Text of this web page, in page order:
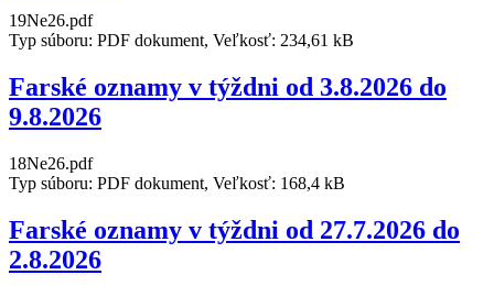
19Ne26.pdf
Typ súboru: PDF dokument, Veľkosť: 234,61 kB
Farské oznamy v týždni od 3.8.2026 do
9.8.2026
18Ne26.pdf
Typ súboru: PDF dokument, Veľkosť: 168,4 kB
Farské oznamy v týždni od 27.7.2026 do
2.8.2026